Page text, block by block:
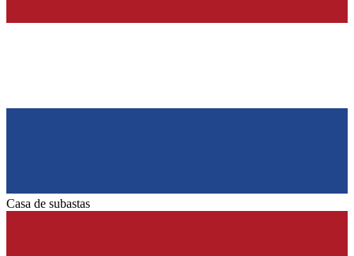
Casa de subastas